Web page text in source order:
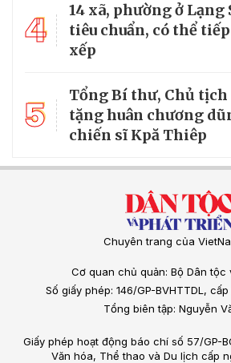
4
14 xã, phường ở Lạng
tiêu chuẩn, có thể
xếp
5
Tổng Bí thư, Chủ
tặng huân chương
chiến sĩ Kpă Thiêp
Chuyên trang của
Cơ quan chủ quản: Bộ Dân tộc
Số giấy phép: 146/GP-BVHTTDL,
Tổng biên tập: Nguyễn
Giấy phép hoạt động báo chí số 57/GP-
Văn hóa, Thể thao và Du lịch cấp